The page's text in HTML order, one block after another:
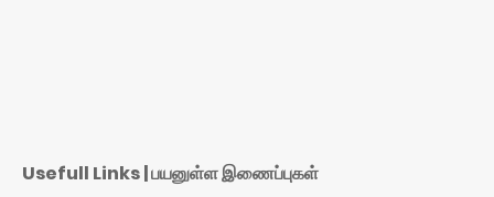
Usefull Links | பயனுள்ள இணைப்புகள்